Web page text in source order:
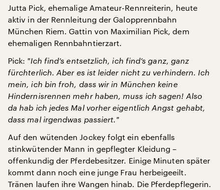
Jutta Pick, ehemalige Amateur-Rennreiterin, heute
aktiv in der Rennleitung der Galopprennbahn
München Riem. Gattin von Maximilian Pick, dem
ehemaligen Rennbahntierzart.
Pick: "Ich find’s entsetzlich, ich find’s ganz, ganz
fürchterlich. Aber es ist leider nicht zu verhindern. Ich
mein, ich bin froh, dass wir in München keine
Hindernisrennen mehr haben, muss ich sagen! Also
da hab ich jedes Mal vorher eigentlich Angst gehabt,
dass mal irgendwas passiert."
Auf den wütenden Jockey folgt ein ebenfalls
stinkwütender Mann in gepflegter Kleidung –
offenkundig der Pferdebesitzer. Einige Minuten später
kommt dann noch eine junge Frau herbeigeeilt.
Tränen laufen ihre Wangen hinab. Die Pferdepflegerin.